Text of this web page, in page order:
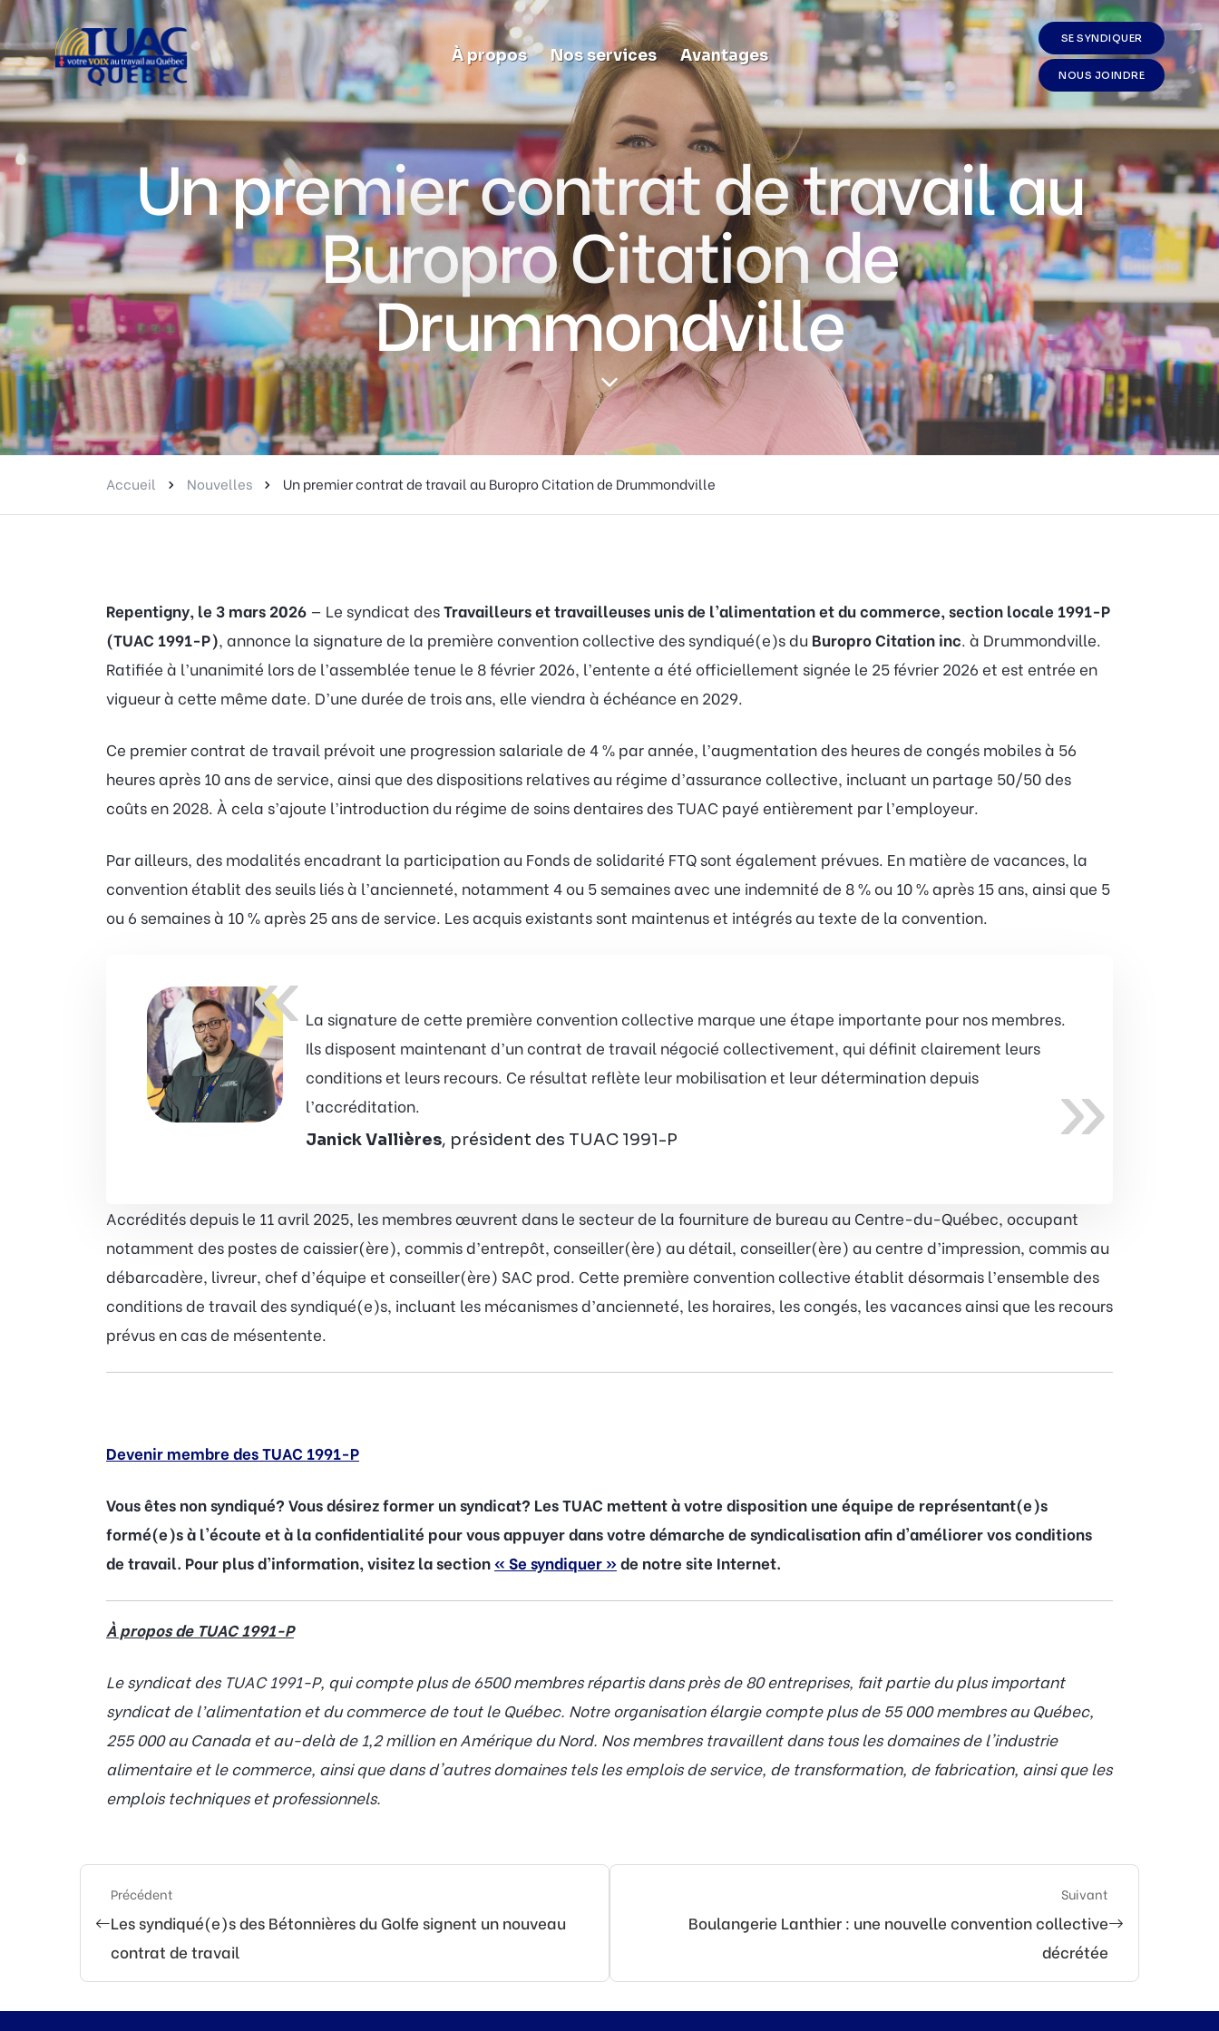
À propos Nos services Avantages
SE SYNDIQUER
NOUS JOINDRE
Un premier contrat de travail au
Buropro Citation de
Drummondville
Accueil Nouvelles Un premier contrat de travail au Buropro Citation de Drummondville
Repentigny, le 3 mars 2026 — Le syndicat desTravailleurs et travailleuses unis de l’alimentation et du commerce, section locale 1991-P
(TUAC 1991-P), annonce la signature de la première convention collective des syndiqué(e)s du Buropro Citation inc. à Drummondville.
Ratifiée à l’unanimité lors de l’assemblée tenue le 8 février 2026, l’entente a été officiellement signée le 25 février 2026 et est entrée en
vigueur à cette même date. D’une durée de trois ans, elle viendra à échéance en 2029.
Ce premier contrat de travail prévoit une progression salariale de 4 % par année, l’augmentation des heures de congés mobiles à 56
heures après 10 ans de service, ainsi que des dispositions relatives au régime d’assurance collective, incluant un partage 50/50 des
coûts en 2028. À cela s’ajoute l’introduction du régime de soins dentaires des TUAC payé entièrement par l’employeur.
Par ailleurs, des modalités encadrant la participation au Fonds de solidarité FTQ sont également prévues. En matière de vacances, la
convention établit des seuils liés à l’ancienneté, notamment 4 ou 5 semaines avec une indemnité de 8 % ou 10 % après 15 ans, ainsi que 5
ou 6 semaines à 10 % après 25 ans de service. Les acquis existants sont maintenus et intégrés au texte de la convention.
«
»
La signature de cette première convention collective marque une étape importante pour nos membres.
Ils disposent maintenant d’un contrat de travail négocié collectivement, qui définit clairement leurs
conditions et leurs recours. Ce résultat reflète leur mobilisation et leur détermination depuis
l’accréditation.
Janick Vallières, président des TUAC 1991-P
Accrédités depuis le 11 avril 2025, les membres œuvrent dans le secteur de la fourniture de bureau au Centre-du-Québec, occupant
notamment des postes de caissier(ère), commis d’entrepôt, conseiller(ère) au détail, conseiller(ère) au centre d’impression, commis au
débarcadère, livreur, chef d’équipe et conseiller(ère) SAC prod. Cette première convention collective établit désormais l’ensemble des
conditions de travail des syndiqué(e)s, incluant les mécanismes d’ancienneté, les horaires, les congés, les vacances ainsi que les recours
prévus en cas de mésentente.
Devenir membre des TUAC 1991-P
Vous êtes non syndiqué? Vous désirez former un syndicat? Les TUAC mettent à votre disposition une équipe de représentant(e)s
formé(e)s à l'écoute et à la confidentialité pour vous appuyer dans votre démarche de syndicalisation afin d'améliorer vos conditions
de travail. Pour plus d’information, visitez la section« Se syndiquer » de notre site Internet.
À propos de TUAC 1991-P
Le syndicat des TUAC 1991-P, qui compte plus de 6500 membres répartis dans près de 80 entreprises, fait partie du plus important
syndicat de l’alimentation et du commerce de tout le Québec. Notre organisation élargie compte plus de 55 000 membres au Québec,
255 000 au Canada et au-delà de 1,2 million en Amérique du Nord. Nos membres travaillent dans tous les domaines de l'industrie
alimentaire et le commerce, ainsi que dans d'autres domaines tels les emplois de service, de transformation, de fabrication, ainsi que les
emplois techniques et professionnels.
Précédent
Les syndiqué(e)s des Bétonnières du Golfe signent un nouveau
contrat de travail
Suivant
Boulangerie Lanthier : une nouvelle convention collective
décrétée